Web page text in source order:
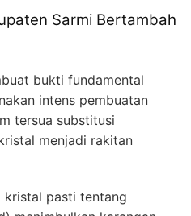
Sarmi Bertambah
bukti fundamental
intens pembuatan
tersua substitusi
menjadi rakitan
kristal pasti tentang